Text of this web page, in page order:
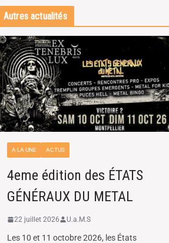
Autres actualités
A LA UNE ACTUS
4eme édition des ÉTATS
GÉNÉRAUX DU METAL
22 juillet 2026 U.a.M.S
Les 10 et 11 octobre 2026, les États